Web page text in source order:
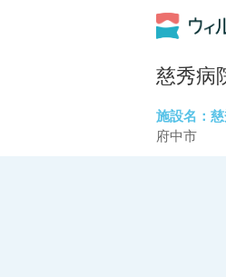
慈秀病
施設名：
府中市